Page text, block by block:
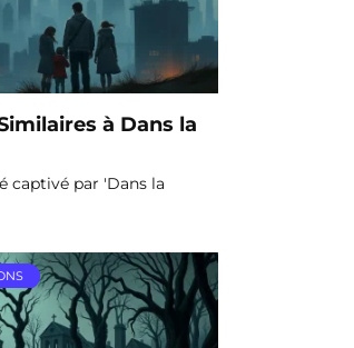
à Dans la
captivé par 'Dans la